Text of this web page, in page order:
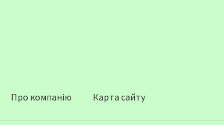
Про компанію Карта сайту